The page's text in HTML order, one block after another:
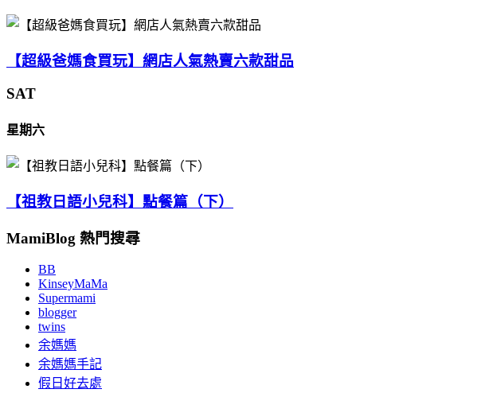
【超級爸媽食買玩】網店人氣熱賣六款甜品
SAT
星期六
【祖教日語小兒科】點餐篇（下）
MamiBlog 熱門搜尋
BB
KinseyMaMa
Supermami
blogger
twins
余媽媽
余媽媽手記
假日好去處